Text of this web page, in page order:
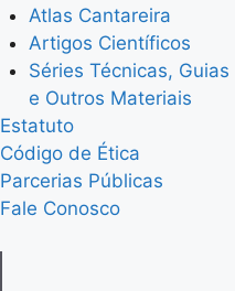
Atlas Cantareira
Artigos Científicos
Séries Técnicas, Guias
e Outros Materiais
Estatuto
Código de Ética
Parcerias Públicas
Fale Conosco